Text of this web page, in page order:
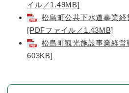
イル／1.49MB]
松島町公共下水道事業
[PDFファイル／1.43MB]
松島町観光施設事業経
603KB]